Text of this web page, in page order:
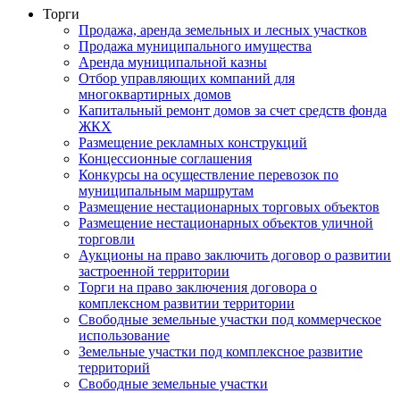
Торги
Продажа, аренда земельных и лесных участков
Продажа муниципального имущества
Аренда муниципальной казны
Отбор управляющих компаний для
многоквартирных домов
Капитальный ремонт домов за счет средств фонда
ЖКХ
Размещение рекламных конструкций
Концессионные соглашения
Конкурсы на осуществление перевозок по
муниципальным маршрутам
Размещение нестационарных торговых объектов
Размещение нестационарных объектов уличной
торговли
Аукционы на право заключить договор о развитии
застроенной территории
Торги на право заключения договора о
комплексном развитии территории
Свободные земельные участки под коммерческое
использование
Земельные участки под комплексное развитие
территорий
Свободные земельные участки